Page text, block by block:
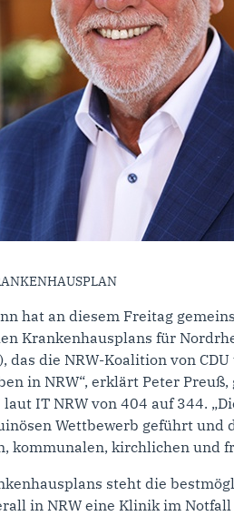
hat an diesem Freitag
Krankenhausplans für
das die NRW-Koalition von
in NRW“, erklärt Peter
IT NRW von 404 auf 344.
Wettbewerb geführt und
kirchlichen und
steht die
in NRW eine Klinik im